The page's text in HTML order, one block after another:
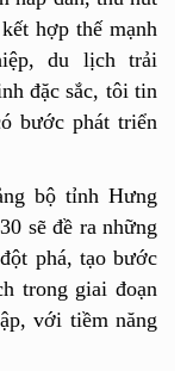
hợp thế mạnh
du lịch trải
đặc sắc, tôi tin
bước phát triển
bộ tỉnh Hưng
sẽ đề ra những
phá, tạo bước
trong giai đoạn
với tiềm năng